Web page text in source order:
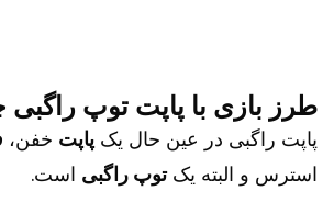
طرز بازی با پاپت توپ
پاپت راگبی در عین حال یکپاپت خفن،
استرس و البته یکتوپ راگبی است.